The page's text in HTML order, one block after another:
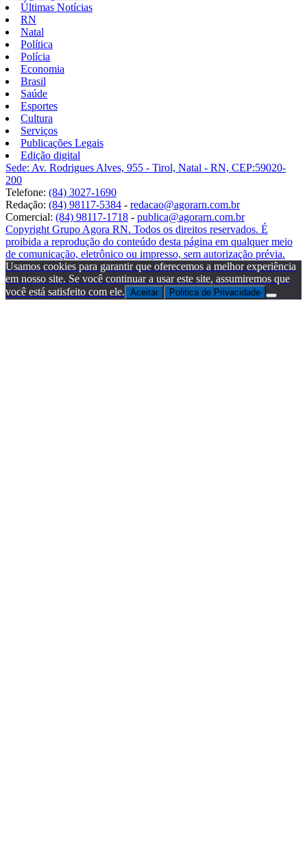
Últimas Notícias
RN
Natal
Política
Polícia
Economia
Brasil
Saúde
Esportes
Cultura
Serviços
Publicações Legais
Edição digital
Sede: Av. Rodrigues Alves, 955 - Tirol, Natal - RN, CEP:59020-
200
Telefone: (84) 3027-1690
Redação: (84) 98117-5384 - redacao@agorarn.com.br
Comercial: (84) 98117-1718 - publica@agorarn.com.br
Copyright Grupo Agora RN. Todos os direitos reservados. É
proibida a reprodução do conteúdo desta página em qualquer meio
de comunicação, eletrônico ou impresso, sem autorização prévia.
Usamos cookies para garantir que oferecemos a melhor experiência
em nosso site. Se você continuar a usar este site, assumiremos que
você está satisfeito com ele. Aceitar Politica de Privacidade